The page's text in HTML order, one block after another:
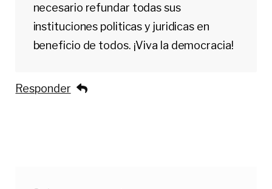
necesario refundar todas sus
instituciones politicas y juridicas en
beneficio de todos. ¡Viva la democracia!
Responder